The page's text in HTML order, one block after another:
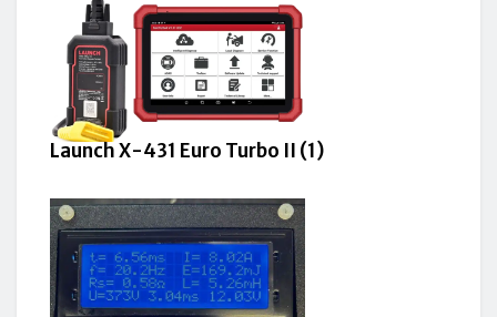
Launch X-431 Euro Turbo II (1)